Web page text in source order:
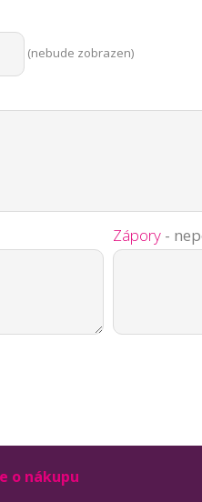
(nebude zobrazen)
Zápory -
o nákupu